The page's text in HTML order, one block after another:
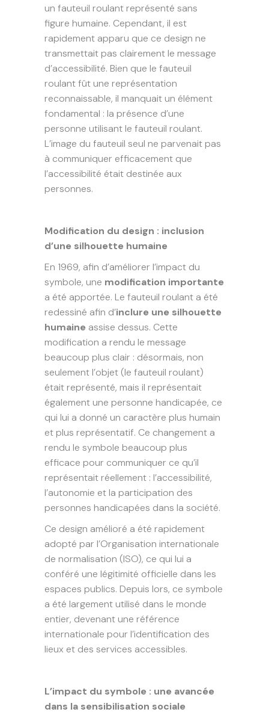
un fauteuil roulant représenté sans
figure humaine. Cependant, il est
rapidement apparu que ce design ne
transmettait pas clairement le message
d’accessibilité. Bien que le fauteuil
roulant fût une représentation
reconnaissable, il manquait un élément
fondamental : la présence d’une
personne utilisant le fauteuil roulant.
L’image du fauteuil seul ne parvenait pas
à communiquer efficacement que
l’accessibilité était destinée aux
personnes.
Modification du design : inclusion
d’une silhouette humaine
En 1969, afin d’améliorer l’impact du
symbole, une modification importante
a été apportée. Le fauteuil roulant a été
redessiné afin d’inclure une silhouette
humaine assise dessus. Cette
modification a rendu le message
beaucoup plus clair : désormais, non
seulement l’objet (le fauteuil roulant)
était représenté, mais il représentait
également une personne handicapée, ce
qui lui a donné un caractère plus humain
et plus représentatif. Ce changement a
rendu le symbole beaucoup plus
efficace pour communiquer ce qu’il
représentait réellement : l’accessibilité,
l’autonomie et la participation des
personnes handicapées dans la société.
Ce design amélioré a été rapidement
adopté par l’Organisation internationale
de normalisation (ISO), ce qui lui a
conféré une légitimité officielle dans les
espaces publics. Depuis lors, ce symbole
a été largement utilisé dans le monde
entier, devenant une référence
internationale pour l’identification des
lieux et des services accessibles.
L’impact du symbole : une avancée
dans la sensibilisation sociale